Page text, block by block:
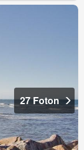
27 Foton